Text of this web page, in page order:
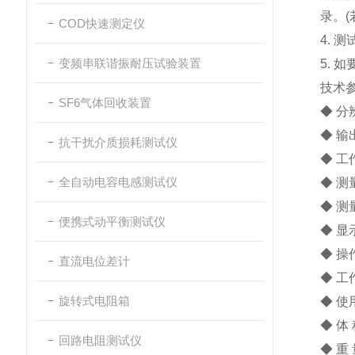
COD快速测定仪
变频串联谐振耐压试验装置
SF6气体回收装置
抗干扰介质损耗测试仪
全自动电容电感测试仪
便携式动平衡测试仪
直流电位差计
旋转式电阻箱
回路电阻测试仪
录。(
4. 测
5. 如
技术
◆ 分
◆ 输
◆ 工
◆ 测
◆ 测
◆ 显
◆ 操
◆ 工
◆ 使
◆ 体
◆ 重